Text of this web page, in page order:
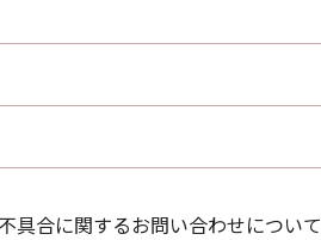
具合に関するお問い合わせについて